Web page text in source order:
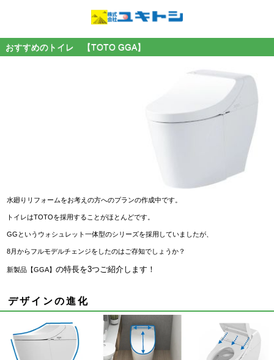
おすすめのトイレ 【TOTO GGA】
水廻りリフォームをお考えの方へのプランの作成中です。
トイレはTOTOを採用することがほとんどです。
GGというウォシュレット一体型のシリーズを採用していましたが、
8月からフルモデルチェンジをしたのはご存知でしょうか？
新製品【GGA】の特長を3つご紹介します！
デザインの進化